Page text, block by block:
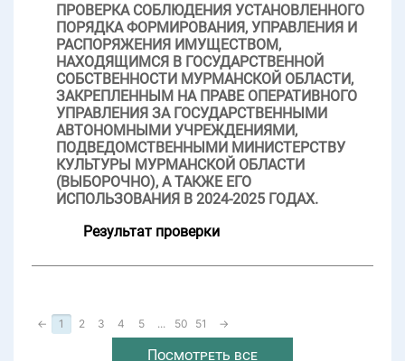
ПРОВЕРКА СОБЛЮДЕНИЯ УСТАНОВЛЕННОГО
ПОРЯДКА ФОРМИРОВАНИЯ, УПРАВЛЕНИЯ И
РАСПОРЯЖЕНИЯ ИМУЩЕСТВОМ,
НАХОДЯЩИМСЯ В ГОСУДАРСТВЕННОЙ
СОБСТВЕННОСТИ МУРМАНСКОЙ ОБЛАСТИ,
ЗАКРЕПЛЕННЫМ НА ПРАВЕ ОПЕРАТИВНОГО
УПРАВЛЕНИЯ ЗА ГОСУДАРСТВЕННЫМИ
АВТОНОМНЫМИ УЧРЕЖДЕНИЯМИ,
ПОДВЕДОМСТВЕННЫМИ МИНИСТЕРСТВУ
КУЛЬТУРЫ МУРМАНСКОЙ ОБЛАСТИ
(ВЫБОРОЧНО), А ТАКЖЕ ЕГО
ИСПОЛЬЗОВАНИЯ В 2024-2025 ГОДАХ.
Результат проверки
← 1 2 3 4 5 ... 50 51 →
Посмотреть все